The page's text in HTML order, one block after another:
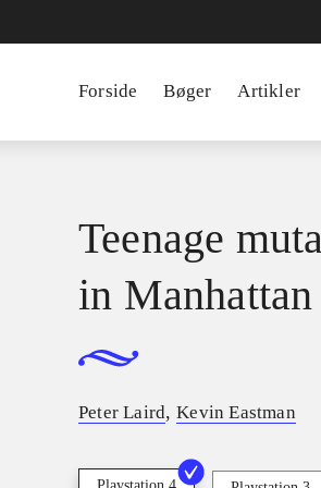
Forside Bøger Artikler
Teenage
in Manhattan
Peter Laird,Kevin Eastman